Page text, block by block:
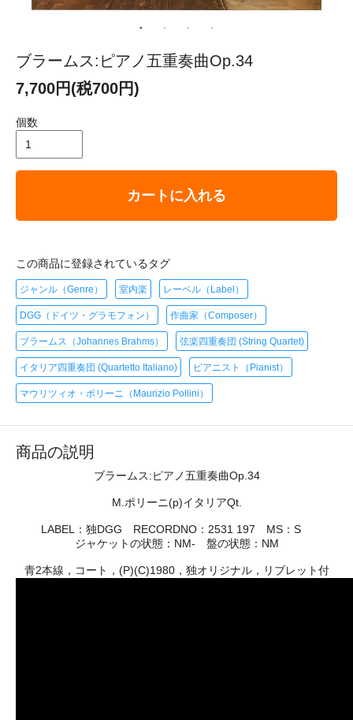
ブラームス:ピアノ五重奏曲Op.34
7,700円(税700円)
個数
カートに入れる
この商品に登録されているタグ
ジャンル（Genre） 室内楽 レーベル（Label）
DGG（ドイツ・グラモフォン） 作曲家（Composer）
ブラームス（Johannes Brahms） 弦楽四重奏団 (String Quartet)
イタリア四重奏団 (Quartetto Italiano) ピアニスト（Pianist）
マウリツィオ・ポリーニ（Maurizio Pollini）
商品の説明
ブラームス:ピアノ五重奏曲Op.34
M.ポリーニ(p)イタリアQt.
LABEL：独DGG RECORDNO：2531 197 MS：S
ジャケットの状態：NM- 盤の状態：NM
青2本線，コート，(P)(C)1980，独オリジナル，リブレット付